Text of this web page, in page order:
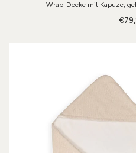
Wrap-Decke mit Kapuze,